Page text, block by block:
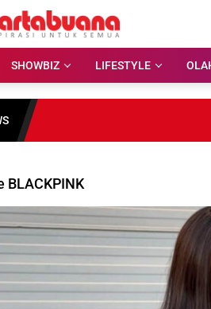
SHOWBIZ LIFESTYLE
BLACKPINK